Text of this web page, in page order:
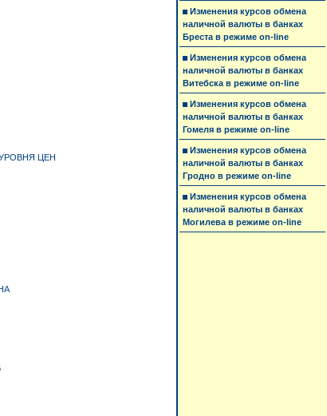
ЦЕН
Изменения курсов обмена
наличной валюты в банках
Бреста в режиме on-line
Изменения курсов обмена
наличной валюты в банках
Витебска в режиме on-line
Изменения курсов обмена
наличной валюты в банках
Гомеля в режиме on-line
Изменения курсов обмена
наличной валюты в банках
Гродно в режиме on-line
Изменения курсов обмена
наличной валюты в банках
Могилева в режиме on-line